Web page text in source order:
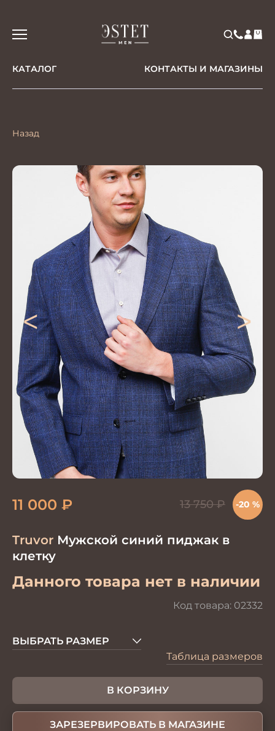
КАТАЛОГ КОНТАКТЫ И МАГАЗИНЫ
Назад
< >
Truvor Мужской синий пиджак в
клетку
Данного товара нет в наличии
Код товара: 02332
11 000 ₽ 13 750₽ -20 %
ВЫБРАТЬ РАЗМЕР
Таблица размеров
В КОРЗИНУ
ЗАРЕЗЕРВИРОВАТЬ В МАГАЗИНЕ